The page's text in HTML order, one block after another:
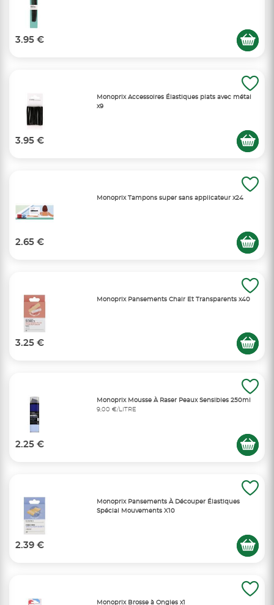
3.95 €
Monoprix Accessoires Élastiques plats avec métal
x9
3.95 €
Monoprix Tampons super sans applicateur x24
2.65 €
Monoprix Pansements Chair Et Transparents x40
3.25 €
Monoprix Mousse À Raser Peaux Sensibles 250ml
9,00 €/LITRE
2.25 €
Monoprix Pansements À Découper Élastiques
Spécial Mouvements X10
2.39 €
Monoprix Brosse à Ongles x1